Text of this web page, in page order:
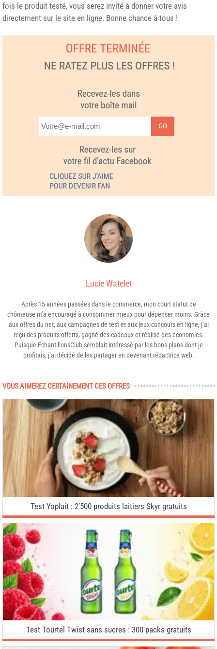
fois le produit testé, vous serez invité à donner votre avis
directement sur le site en ligne. Bonne chance à tous !
GO
Lucie Watelet
Après 15 années passées dans le commerce, mon court statut de
chômeuse m’a encouragé à consommer mieux pour dépenser moins. Grâce
aux offres du net, aux campagnes de test et aux jeux-concours en ligne, j’ai
reçu des produits offerts, gagné des cadeaux et réalisé des économies.
Puisque EchantillonsClub semblait intéressé par les bons plans dont je
profitais, j’ai décidé de les partager en devenant rédactrice web.
VOUS AIMEREZ CERTAINEMENT CES OFFRES
Test Yoplait : 2’500 produits laitiers Skyr gratuits
Test Tourtel Twist sans sucres : 300 packs gratuits